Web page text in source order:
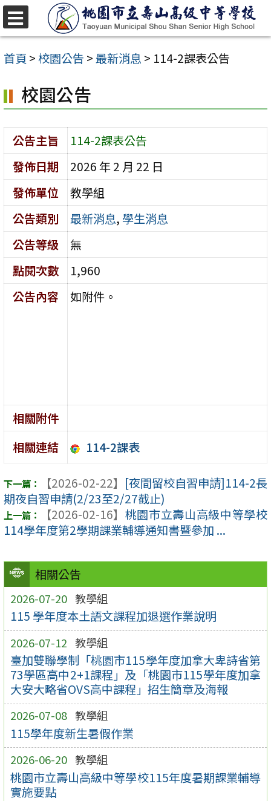
跳
至
主
內
容
區
首頁 >校園公告 >最新消息 > 114-2課表公告
相關公告
2026-07-20 教學組
115 學年度本土語文課程加退選作業說明
2026-07-12 教學組
臺加雙聯學制「桃園市115學年度加拿大卑詩省第
73學區高中2+1課程」及「桃園市115學年度加拿
大安大略省OVS高中課程」招生簡章及海報
2026-07-08 教學組
115學年度新生暑假作業
2026-06-20 教學組
桃園市立壽山高級中等學校115年度暑期課業輔導
實施要點
校園公告
公告主旨
114-2課表公告
發佈日期
2026 年 2 月 22 日
發佈單位
教學組
公告類別
最新消息, 學生消息
公告等級
無
點閱次數
1,960
公告內容
如附件。
相關附件
相關連結
114-2課表
【2026-02-22】 [夜間留校自習申請]114-2長
期夜自習申請(2/23至2/27截止)
【2026-02-16】 桃園市立壽山高級中等學校
114學年度第2學期課業輔導通知書暨參加 ...
選
單